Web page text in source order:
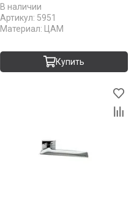
В наличии
Артикул: 5951
Материал: ЦАМ
Купить